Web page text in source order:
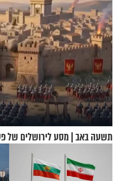
תשעה באב | מסע לירושלים של